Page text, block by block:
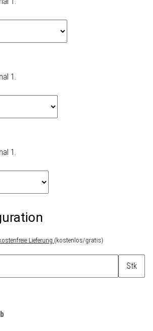
1.
1.
Lieferung (kostenlos/gratis)
Stk